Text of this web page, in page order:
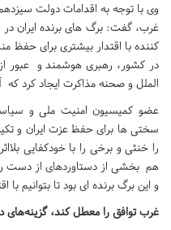
وی با توجه به اقدامات دولت
غرب، گفت: برگ های برنده ایران در
کننده با اقتدار بیشتری برای حفظ
در کشور، رهبری هوشمند و عبور
الملل و صحنه مذاکرت ایجاد کرد
عضو کمیسیون امنیت ملی و
سختی ها برای حفظ عزت ایران و
را خنثی و برخی را با خودکفایی
هم بخشی از دستاوردهای از دست
و این برگ برنده ای بود تا بتوانیم
غرب توافق را معطل کند، گزینه‌های